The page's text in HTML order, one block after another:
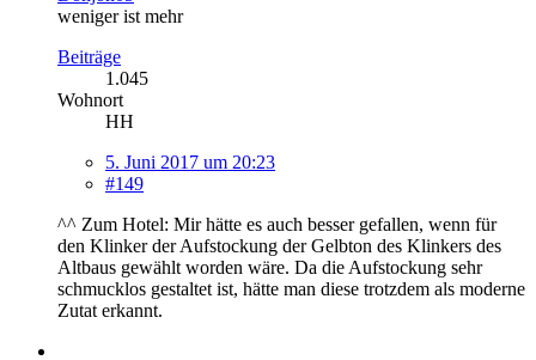
weniger ist mehr
Beiträge
1.045
Wohnort
HH
5. Juni 2017 um 20:23
#149
^^ Zum Hotel: Mir hätte es auch besser gefallen, wenn für
den Klinker der Aufstockung der Gelbton des Klinkers des
Altbaus gewählt worden wäre. Da die Aufstockung sehr
schmucklos gestaltet ist, hätte man diese trotzdem als moderne
Zutat erkannt.